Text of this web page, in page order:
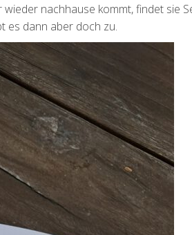
nachhause kommt, findet sie
es dann aber doch zu.